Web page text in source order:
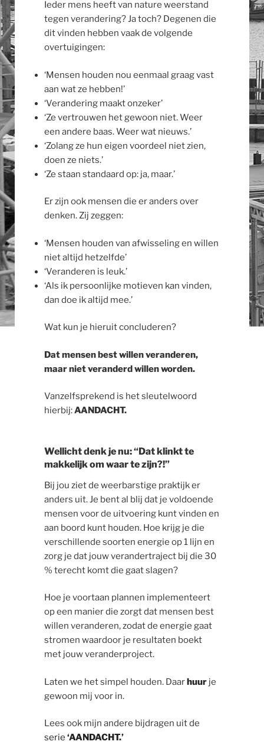
Ieder mens heeft van nature weerstand
tegen verandering? Ja toch? Degenen die
dit vinden hebben vaak de volgende
overtuigingen:
‘Mensen houden nou eenmaal graag vast
aan wat ze hebben!’
‘Verandering maakt onzeker’
‘Ze vertrouwen het gewoon niet. Weer
een andere baas. Weer wat nieuws.’
‘Zolang ze hun eigen voordeel niet zien,
doen ze niets.’
‘Ze staan standaard op: ja, maar.’
Er zijn ook mensen die er anders over
denken. Zij zeggen:
‘Mensen houden van afwisseling en willen
niet altijd hetzelfde’
‘Veranderen is leuk.’
‘Als ik persoonlijke motieven kan vinden,
dan doe ik altijd mee.’
Wat kun je hieruit concluderen?
Dat mensen best willen veranderen,
maar niet veranderd willen worden.
Vanzelfsprekend is het sleutelwoord
hierbij:AANDACHT.
Wellicht denk je nu: “Dat klinkt te
makkelijk om waar te zijn?!”
Bij jou ziet de weerbarstige praktijk er
anders uit. Je bent al blij dat je voldoende
mensen voor de uitvoering kunt vinden en
aan boord kunt houden. Hoe krijg je die
verschillende soorten energie op 1 lijn en
zorg je dat jouw verandertraject bij die 30
% terecht komt die gaat slagen?
Hoe je voortaan plannen implementeert
op een manier die zorgt dat mensen best
willen veranderen, zodat de energie gaat
stromen waardoor je resultaten boekt
met jouw veranderproject.
Laten we het simpel houden. Daarhuur je
gewoon mij voor in.
Lees ook mijn andere bijdragen uit de
serie ‘AANDACHT.’